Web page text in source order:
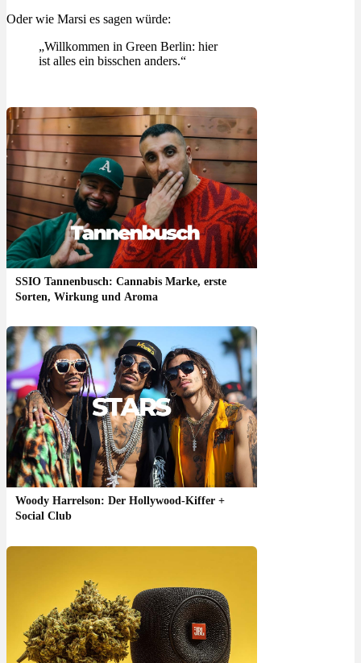
Oder wie Marsi es sagen würde:
„Willkommen in Green Berlin: hier
ist alles ein bisschen anders.“
SSIO Tannenbusch: Cannabis Marke, erste
Sorten, Wirkung und Aroma
Woody Harrelson: Der Hollywood-Kiffer +
Social Club